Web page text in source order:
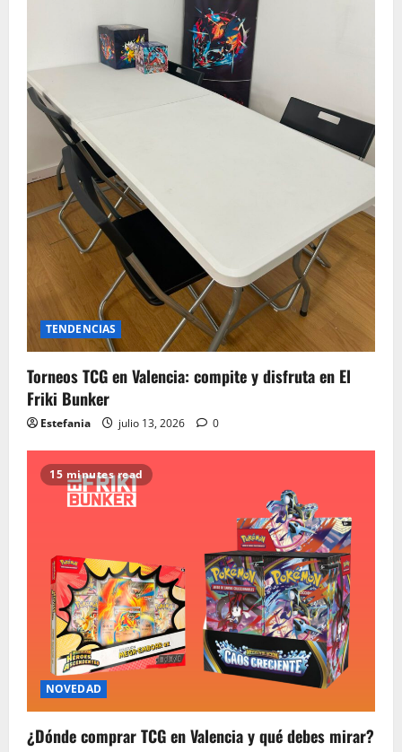
TENDENCIAS
Torneos TCG en Valencia: compite y disfruta en El
Friki Bunker
Estefania julio 13, 2026 0
15 minutes read
NOVEDAD
¿Dónde comprar TCG en Valencia y qué debes mirar?